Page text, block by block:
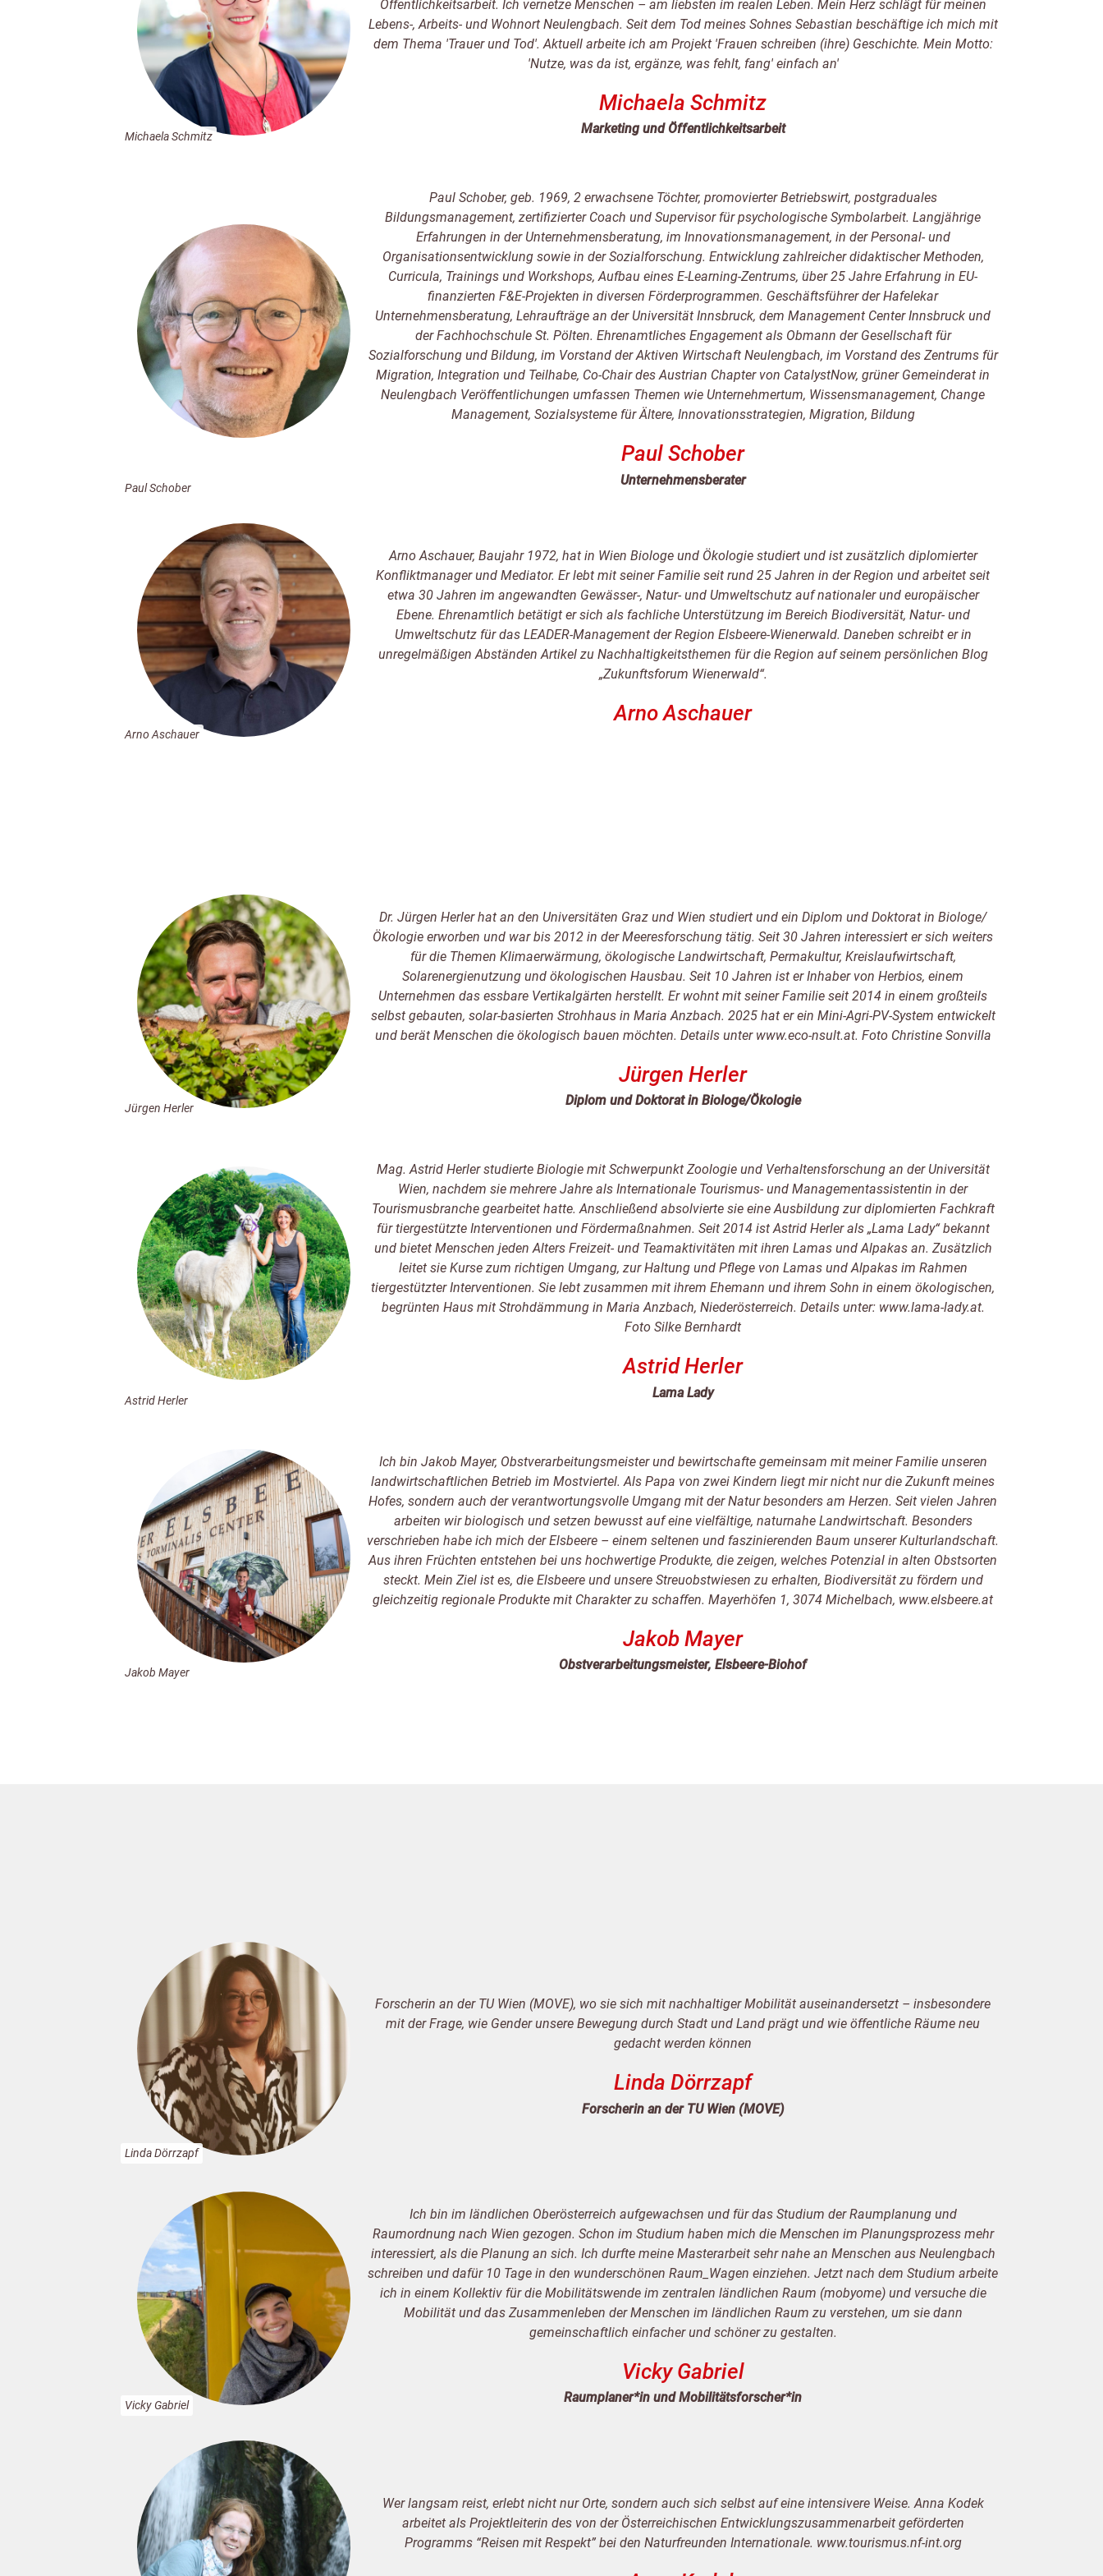
Michaela Schmitz
Öffentlichkeitsarbeit. Ich vernetze Menschen – am liebsten im realen Leben. Mein Herz schlägt für meinen
Lebens-, Arbeits- und Wohnort Neulengbach. Seit dem Tod meines Sohnes Sebastian beschäftige ich mich mit
dem Thema 'Trauer und Tod'. Aktuell arbeite ich am Projekt 'Frauen schreiben (ihre) Geschichte. Mein Motto:
'Nutze, was da ist, ergänze, was fehlt, fang' einfach an'
Michaela Schmitz
Marketing und Öffentlichkeitsarbeit
Paul Schober
Paul Schober, geb. 1969, 2 erwachsene Töchter, promovierter Betriebswirt, postgraduales
Bildungsmanagement, zertifizierter Coach und Supervisor für psychologische Symbolarbeit. Langjährige
Erfahrungen in der Unternehmensberatung, im Innovationsmanagement, in der Personal- und
Organisationsentwicklung sowie in der Sozialforschung. Entwicklung zahlreicher didaktischer Methoden,
Curricula, Trainings und Workshops, Aufbau eines E-Learning-Zentrums, über 25 Jahre Erfahrung in EU-
finanzierten F&E-Projekten in diversen Förderprogrammen. Geschäftsführer der Hafelekar
Unternehmensberatung, Lehraufträge an der Universität Innsbruck, dem Management Center Innsbruck und
der Fachhochschule St. Pölten. Ehrenamtliches Engagement als Obmann der Gesellschaft für
Sozialforschung und Bildung, im Vorstand der Aktiven Wirtschaft Neulengbach, im Vorstand des Zentrums für
Migration, Integration und Teilhabe, Co-Chair des Austrian Chapter von CatalystNow, grüner Gemeinderat in
Neulengbach Veröffentlichungen umfassen Themen wie Unternehmertum, Wissensmanagement, Change
Management, Sozialsysteme für Ältere, Innovationsstrategien, Migration, Bildung
Paul Schober
Unternehmensberater
Arno Aschauer
Arno Aschauer, Baujahr 1972, hat in Wien Biologe und Ökologie studiert und ist zusätzlich diplomierter
Konfliktmanager und Mediator. Er lebt mit seiner Familie seit rund 25 Jahren in der Region und arbeitet seit
etwa 30 Jahren im angewandten Gewässer-, Natur- und Umweltschutz auf nationaler und europäischer
Ebene. Ehrenamtlich betätigt er sich als fachliche Unterstützung im Bereich Biodiversität, Natur- und
Umweltschutz für das LEADER-Management der Region Elsbeere-Wienerwald. Daneben schreibt er in
unregelmäßigen Abständen Artikel zu Nachhaltigkeitsthemen für die Region auf seinem persönlichen Blog
„Zukunftsforum Wienerwald“.
Arno Aschauer
Jürgen Herler
Dr. Jürgen Herler hat an den Universitäten Graz und Wien studiert und ein Diplom und Doktorat in Biologe/
Ökologie erworben und war bis 2012 in der Meeresforschung tätig. Seit 30 Jahren interessiert er sich weiters
für die Themen Klimaerwärmung, ökologische Landwirtschaft, Permakultur, Kreislaufwirtschaft,
Solarenergienutzung und ökologischen Hausbau. Seit 10 Jahren ist er Inhaber von Herbios, einem
Unternehmen das essbare Vertikalgärten herstellt. Er wohnt mit seiner Familie seit 2014 in einem großteils
selbst gebauten, solar-basierten Strohhaus in Maria Anzbach. 2025 hat er ein Mini-Agri-PV-System entwickelt
und berät Menschen die ökologisch bauen möchten. Details unter www.eco-nsult.at. Foto Christine Sonvilla
Jürgen Herler
Diplom und Doktorat in Biologe/Ökologie
Astrid Herler
Mag. Astrid Herler studierte Biologie mit Schwerpunkt Zoologie und Verhaltensforschung an der Universität
Wien, nachdem sie mehrere Jahre als Internationale Tourismus- und Managementassistentin in der
Tourismusbranche gearbeitet hatte. Anschließend absolvierte sie eine Ausbildung zur diplomierten Fachkraft
für tiergestützte Interventionen und Fördermaßnahmen. Seit 2014 ist Astrid Herler als „Lama Lady“ bekannt
und bietet Menschen jeden Alters Freizeit- und Teamaktivitäten mit ihren Lamas und Alpakas an. Zusätzlich
leitet sie Kurse zum richtigen Umgang, zur Haltung und Pflege von Lamas und Alpakas im Rahmen
tiergestützter Interventionen. Sie lebt zusammen mit ihrem Ehemann und ihrem Sohn in einem ökologischen,
begrünten Haus mit Strohdämmung in Maria Anzbach, Niederösterreich. Details unter: www.lama-lady.at.
Foto Silke Bernhardt
Astrid Herler
Lama Lady
Jakob Mayer
Ich bin Jakob Mayer, Obstverarbeitungsmeister und bewirtschafte gemeinsam mit meiner Familie unseren
landwirtschaftlichen Betrieb im Mostviertel. Als Papa von zwei Kindern liegt mir nicht nur die Zukunft meines
Hofes, sondern auch der verantwortungsvolle Umgang mit der Natur besonders am Herzen. Seit vielen Jahren
arbeiten wir biologisch und setzen bewusst auf eine vielfältige, naturnahe Landwirtschaft. Besonders
verschrieben habe ich mich der Elsbeere – einem seltenen und faszinierenden Baum unserer Kulturlandschaft.
Aus ihren Früchten entstehen bei uns hochwertige Produkte, die zeigen, welches Potenzial in alten Obstsorten
steckt. Mein Ziel ist es, die Elsbeere und unsere Streuobstwiesen zu erhalten, Biodiversität zu fördern und
gleichzeitig regionale Produkte mit Charakter zu schaffen. Mayerhöfen 1, 3074 Michelbach, www.elsbeere.at
Jakob Mayer
Obstverarbeitungsmeister, Elsbeere-Biohof
Linda Dörrzapf
Forscherin an der TU Wien (MOVE), wo sie sich mit nachhaltiger Mobilität auseinandersetzt – insbesondere
mit der Frage, wie Gender unsere Bewegung durch Stadt und Land prägt und wie öffentliche Räume neu
gedacht werden können
Linda Dörrzapf
Forscherin an der TU Wien (MOVE)
Vicky Gabriel
Ich bin im ländlichen Oberösterreich aufgewachsen und für das Studium der Raumplanung und
Raumordnung nach Wien gezogen. Schon im Studium haben mich die Menschen im Planungsprozess mehr
interessiert, als die Planung an sich. Ich durfte meine Masterarbeit sehr nahe an Menschen aus Neulengbach
schreiben und dafür 10 Tage in den wunderschönen Raum_Wagen einziehen. Jetzt nach dem Studium arbeite
ich in einem Kollektiv für die Mobilitätswende im zentralen ländlichen Raum (mobyome) und versuche die
Mobilität und das Zusammenleben der Menschen im ländlichen Raum zu verstehen, um sie dann
gemeinschaftlich einfacher und schöner zu gestalten.
Vicky Gabriel
Raumplaner*in und Mobilitätsforscher*in
Wer langsam reist, erlebt nicht nur Orte, sondern auch sich selbst auf eine intensivere Weise. Anna Kodek
arbeitet als Projektleiterin des von der Österreichischen Entwicklungszusammenarbeit geförderten
Programms “Reisen mit Respekt” bei den Naturfreunden Internationale. www.tourismus.nf-int.org